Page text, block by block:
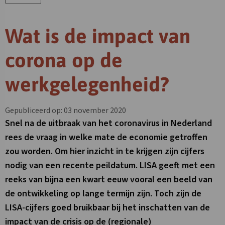
Wat is de impact van
corona op de
werkgelegenheid?
Gepubliceerd op: 03 november 2020
Snel na de uitbraak van het coronavirus in Nederland
rees de vraag in welke mate de economie getroffen
zou worden. Om hier inzicht in te krijgen zijn cijfers
nodig van een recente peildatum. LISA geeft met een
reeks van bijna een kwart eeuw vooral een beeld van
de ontwikkeling op lange termijn zijn. Toch zijn de
LISA-cijfers goed bruikbaar bij het inschatten van de
impact van de crisis op de (regionale)